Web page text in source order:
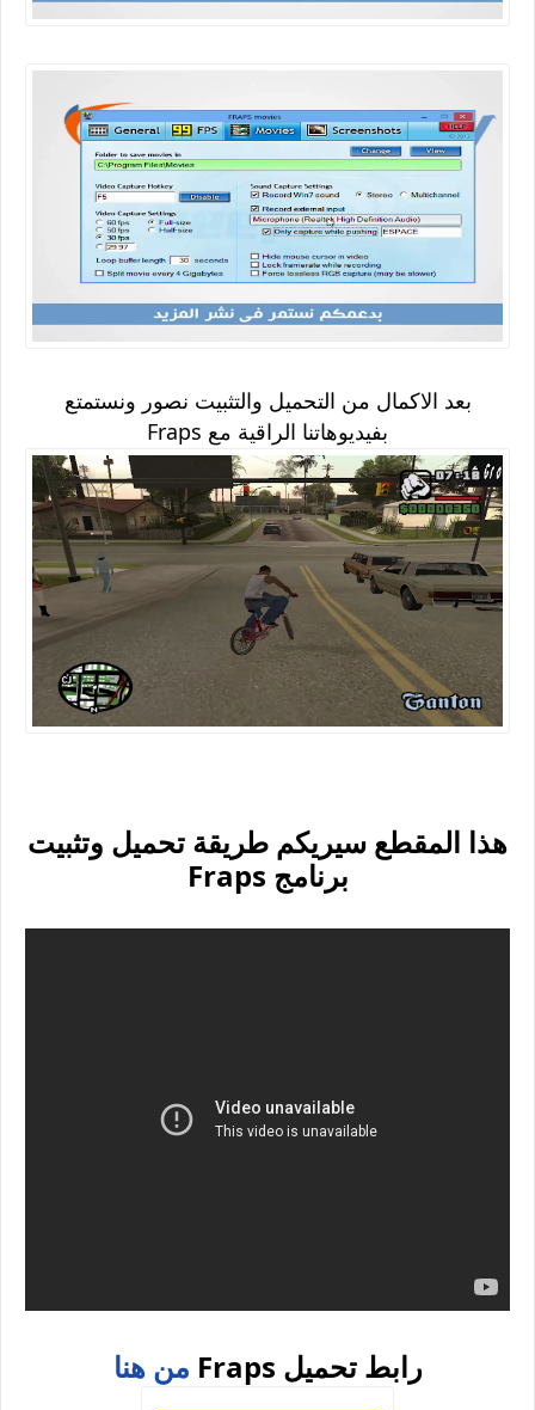
بعد الاكمال من التحميل والتثبيت نصور ونستمتع
بفيديوهاتنا الراقية مع Fraps
هذا المقطع سيريكم طريقة تحميل وتثبيت
برنامج Fraps
رابط تحميل Fraps من هنا